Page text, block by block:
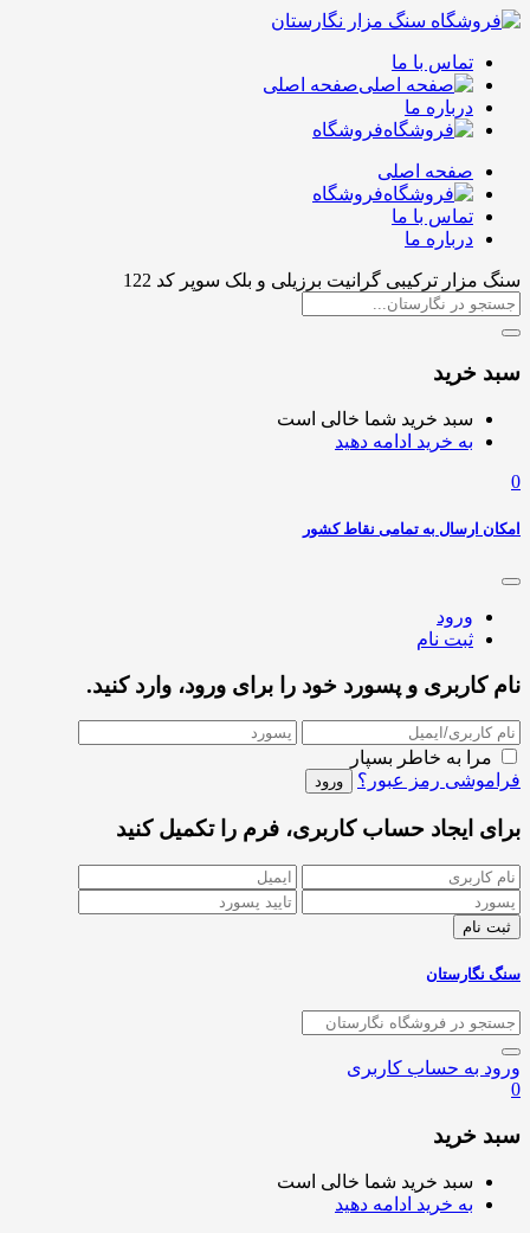
تماس با ما
صفحه اصلی
درباره ما
فروشگاه
صفحه اصلی
فروشگاه
تماس با ما
درباره ما
سنگ مزار ترکیبی گرانیت برزیلی و بلک سوپر کد 122
سبد خرید
سبد خرید شما خالی است
به خرید ادامه دهید
0
امکان ارسال به تمامی نقاط کشور
ورود
ثبت نام
نام کاربری و پسورد خود را برای ورود، وارد کنید.
مرا به خاطر بسپار
فراموشی رمز عبور؟
برای ایجاد حساب کاربری، فرم را تکمیل کنید
سنگ نگارستان
ورود به حساب کاربری
0
سبد خرید
سبد خرید شما خالی است
به خرید ادامه دهید